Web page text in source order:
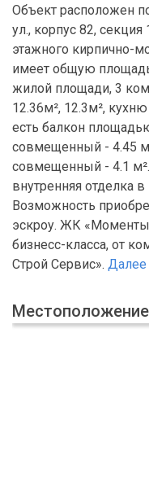
Объект расположен
ул., корпус 82,
этажного кирпично-
имеет общую
жилой площади, 3
12.36м², 12.3м²,
есть балкон
совмещенный - 4.45
совмещенный - 4.1
внутренняя отделка
Возможность
эскроу. ЖК
бизнесс-класса, от
Строй Сервис». Далее
Местоположение